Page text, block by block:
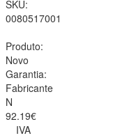
SKU:
0080517001
Produto:
Novo
Garantia:
Fabricante
N
92.19€
IVA